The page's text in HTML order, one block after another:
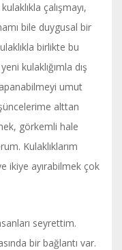
çalışmayı,
bile duygusal bir
birlikte bu
kulaklığımla dış
umut
alttan
görkemli hale
Kulaklıklarım
ikiye ayırabilmek çok
seyrettim.
bir bağlantı var.